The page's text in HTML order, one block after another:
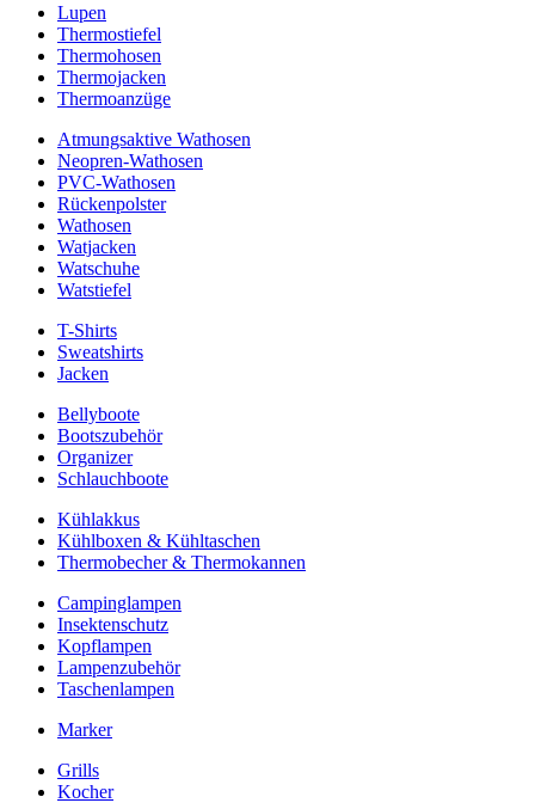
Lupen
Thermostiefel
Thermohosen
Thermojacken
Thermoanzüge
Atmungsaktive Wathosen
Neopren-Wathosen
PVC-Wathosen
Rückenpolster
Wathosen
Watjacken
Watschuhe
Watstiefel
T-Shirts
Sweatshirts
Jacken
Bellyboote
Bootszubehör
Organizer
Schlauchboote
Kühlakkus
Kühlboxen & Kühltaschen
Thermobecher & Thermokannen
Campinglampen
Insektenschutz
Kopflampen
Lampenzubehör
Taschenlampen
Marker
Grills
Kocher